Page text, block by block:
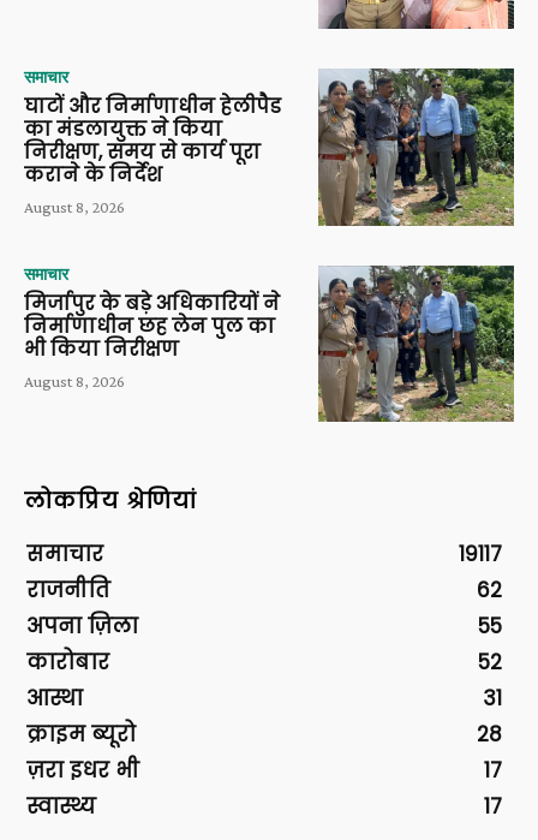
समाचार
घाटों और निर्माणाधीन हेलीपैड
का मंडलायुक्त ने किया
निरीक्षण, समय से कार्य पूरा
कराने के निर्देश
August 8, 2026
समाचार
मिर्जापुर के बड़े अधिकारियों ने
निर्माणाधीन छह लेन पुल का
भी किया निरीक्षण
August 8, 2026
लोकप्रिय श्रेणियां
समाचार
19117
राजनीति
62
अपना ज़िला
55
कारोबार
52
आस्था
31
क्राइम ब्यूरो
28
ज़रा इधर भी
17
स्वास्थ्य
17